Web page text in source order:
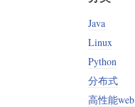
Java
Linux
Python
分布式
高性能web